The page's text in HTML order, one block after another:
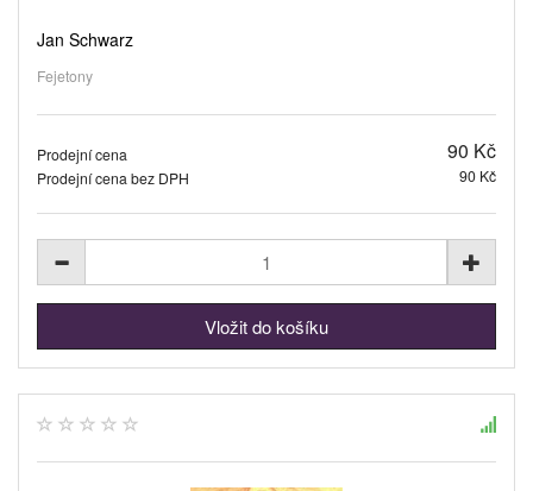
Jan Schwarz
Fejetony
Prodejní cena 90 Kč
Prodejní cena bez DPH 90 Kč